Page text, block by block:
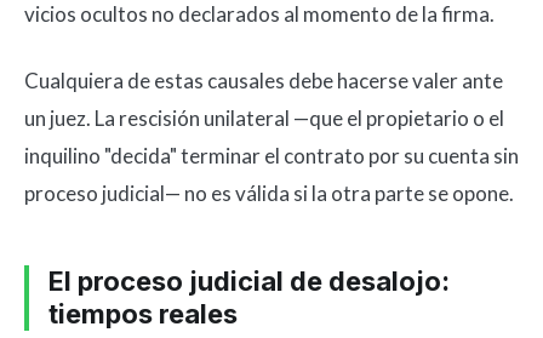
vicios ocultos no declarados al momento de la firma.
Cualquiera de estas causales debe hacerse valer ante
un juez. La rescisión unilateral —que el propietario o el
inquilino "decida" terminar el contrato por su cuenta sin
proceso judicial— no es válida si la otra parte se opone.
El proceso judicial de desalojo:
tiempos reales